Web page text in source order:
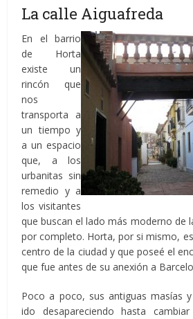
La calle Aiguafreda
En el barrio
de Horta
existe un
rincón que
nos
transporta a
un tiempo y
a un espacio
que, a los
urbanitas sin
remedio y a
los visitantes
que buscan el lado más moderno de
por completo. Horta, por si mismo,
centro de la ciudad y que poseé el
que fue antes de su anexión a
Poco a poco, sus antiguas masías
ido desapareciendo hasta